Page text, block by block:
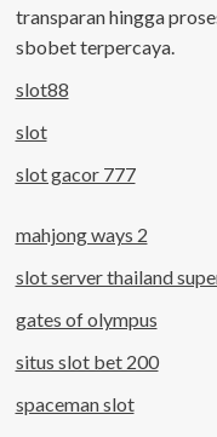
transparan hingga
sbobet terpercaya.
slot88
slot
slot gacor 777
mahjong ways 2
slot server thailand
gates of olympus
situs slot bet 200
spaceman slot